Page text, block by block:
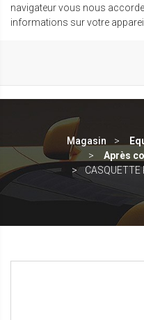
navigateur vous nous
informations sur votre appareil.
Magasin
Après
CASQUETTE